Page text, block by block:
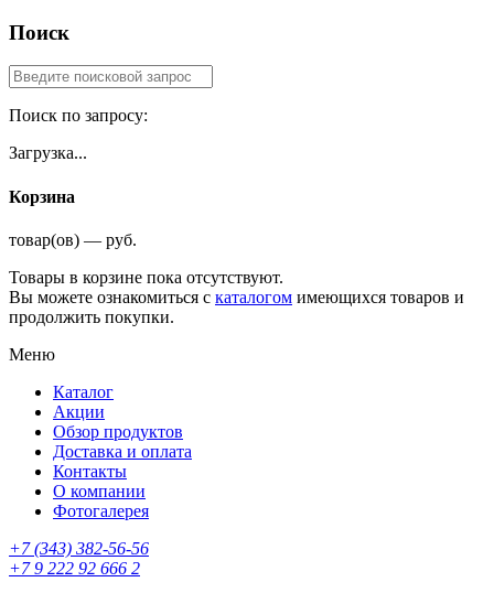
Поиск
Поиск по запросу:
Загрузка...
Корзина
товар(ов) — руб.
Товары в корзине пока отсутствуют.
Вы можете ознакомиться с каталогом имеющихся товаров и
продолжить покупки.
Меню
Каталог
Акции
Обзор продуктов
Доставка и оплата
Контакты
О компании
Фотогалерея
+7 (343) 382-56-56
+7 9 222 92 666 2